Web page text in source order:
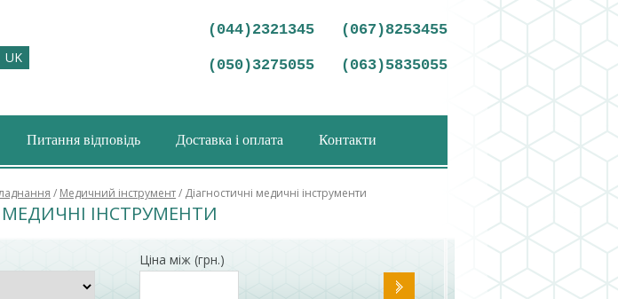
UK
(044)2321345 (067)8253455
(050)3275055 (063)5835055
Питання відповідь Доставка і оплата Контакти
/ Медичний інструмент/ Діагностичні медичні інструменти
ІНСТРУМЕНТИ
Ціна між (грн.)